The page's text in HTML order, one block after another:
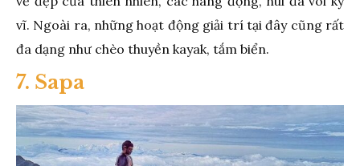
vĩ. Ngoài ra, những hoạt động giải trí tại đây cũng rất
đa dạng như chèo thuyền kayak, tắm biển.
7. Sapa